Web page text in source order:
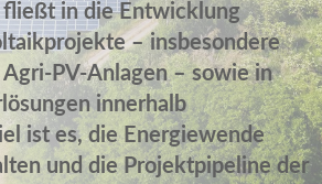
fließt in die Entwicklung
– insbesondere
Agri-PV-Anlagen – sowie in
innerhalb
ist es, die Energiewende
und die Projektpipeline der